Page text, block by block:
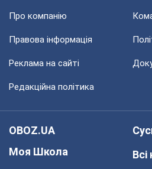
Про компанію
Правова інформація
Реклама на сайті
Редакційна політика
OBOZ.UA
Моя Школа
Всі